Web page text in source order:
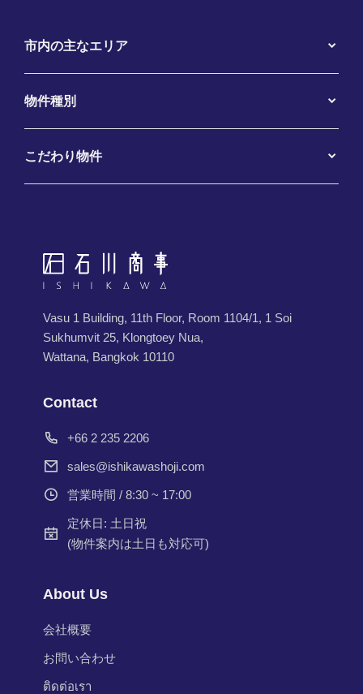
市内の主なエリア
物件種別
こだわり物件
Vasu 1 Building, 11th Floor, Room 1104/1, 1 Soi
Sukhumvit 25, Klongtoey Nua,
Wattana, Bangkok 10110
Contact
+66 2 235 2206
sales@ishikawashoji.com
営業時間 / 8:30 ~ 17:00
定休日: 土日祝
(物件案内は土日も対応可)
About Us
会社概要
お問い合わせ
ติดต่อเรา